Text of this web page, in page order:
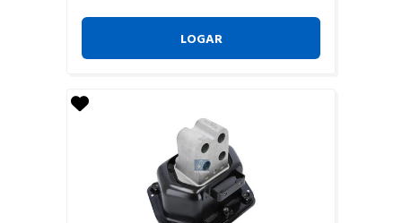
LOGAR